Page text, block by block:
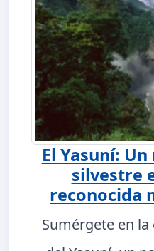
El Yasuní:
silvestre
reconocida
Sumérgete en